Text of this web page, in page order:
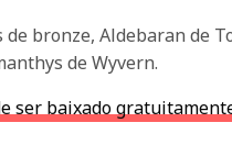
bronze, Aldebaran de
de Wyvern.
ser baixado